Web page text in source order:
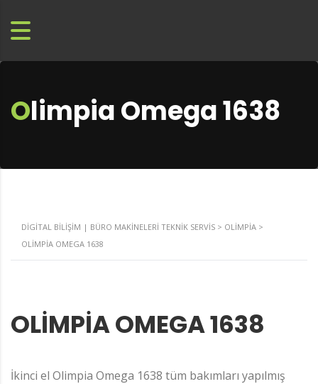
Olimpia Omega 1638
DIGITAL BILIŞIM | BÜRO MAKINELERI TEKNIK SERVIS > OLIMPIA >
OLIMPIA OMEGA 1638
OLIMPIA OMEGA 1638
İkinci el Olimpia Omega 1638 tüm bakımları yapılmış